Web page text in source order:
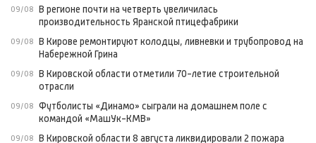
09/08 В регионе почти на четверть увеличилась
производительность Яранской птицефабрики
09/08 В Кирове ремонтируют колодцы, ливневки и трубопровод на
Набережной Грина
09/08 В Кировской области отметили 70-летие строительной
отрасли
09/08 Футболисты «Динамо» сыграли на домашнем поле с
командой «МашУк-КМВ»
09/08 В Кировской области 8 августа ликвидировали 2 пожара